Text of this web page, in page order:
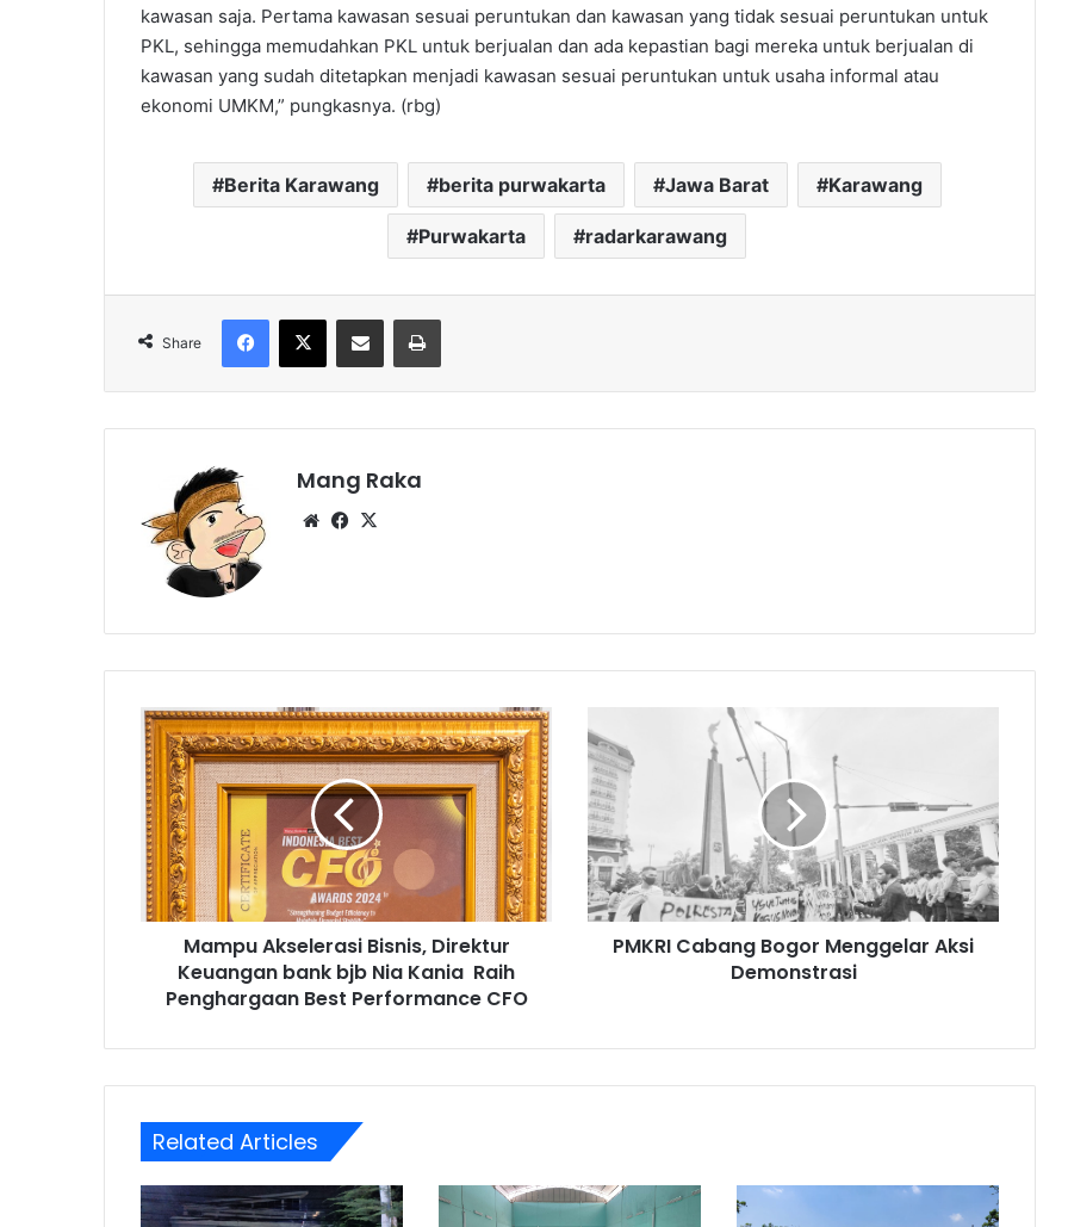
kawasan saja. Pertama kawasan sesuai peruntukan dan kawasan yang tidak sesuai peruntukan untuk
PKL, sehingga memudahkan PKL untuk berjualan dan ada kepastian bagi mereka untuk berjualan di
kawasan yang sudah ditetapkan menjadi kawasan sesuai peruntukan untuk usaha informal atau
ekonomi UMKM,” pungkasnya. (rbg)
Berita Karawang berita purwakarta Jawa Barat Karawang
Purwakarta radarkarawang
Share
Facebook
X Share via Email Print
Mang Raka
WebsiteFacebook
Mampu
Akselerasi
Bisnis,
Direktur
Keuangan
bank
bjb
Nia
Kania
Penghargaan
Best
Mampu Akselerasi Bisnis, Direktur
Keuangan bank bjb Nia Kania Raih
Penghargaan Best Performance CFO
Cabang
Bogor
Menggelar
Aksi
Demonstrasi
PMKRI Cabang Bogor Menggelar Aksi
Demonstrasi
Related Articles